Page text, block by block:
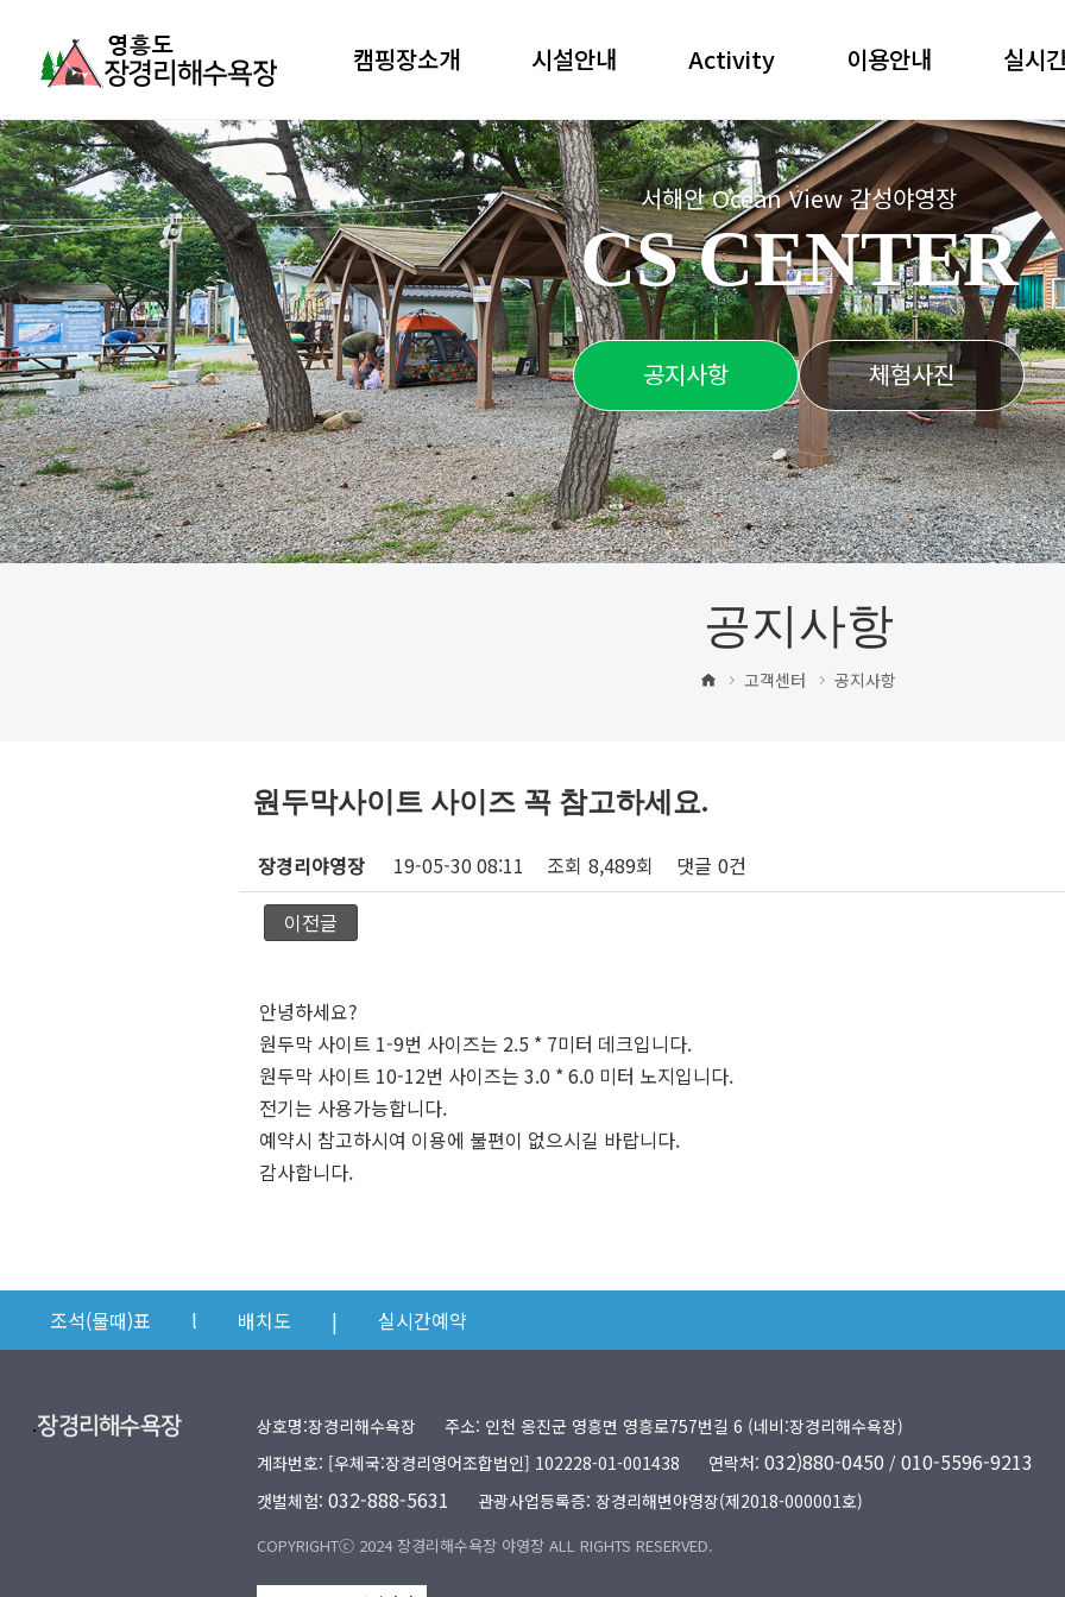
캠핑장소개 시설안내 Activity 이용안내 실시
서해안 Ocean View 감성야영장
CS CENTER
공지사항 체험사진
공지사항
고객센터 공지사항
원두막사이트 사이즈 꼭 참고하세요.
장경리야영장 19-05-30 08:11 조회 8,489회 댓글 0건
이전글
안녕하세요?
원두막 사이트 1-9번 사이즈는 2.5 * 7미터 데크입니다.
원두막 사이트 10-12번 사이즈는 3.0 * 6.0 미터 노지입니다.
전기는 사용가능합니다.
예약시 참고하시여 이용에 불편이 없으시길 바랍니다.
감사합니다.
조석(물때)표 l 배치도 | 실시간예약
. 상호명:장경리해수욕장
주소: 인천 옹진군 영흥면 영흥로757번길 6 (네비:장경리해수욕장)
계좌번호: [우체국:장경리영어조합법인] 102228-01-001438
연락처: 032)880-0450 / 010-5596-9213
갯벌체험: 032-888-5631 관광사업등록증: 장경리해변야영장(제2018-000001호)
COPYRIGHTⓒ 2024 장경리해수욕장 야영장 ALL RIGHTS RESERVED.